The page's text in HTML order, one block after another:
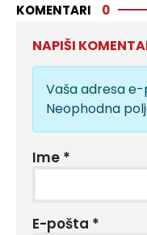
KOMENTARI 0
NAPIŠI
Vaša adresa
Neophodna
Ime *
E-pošta *